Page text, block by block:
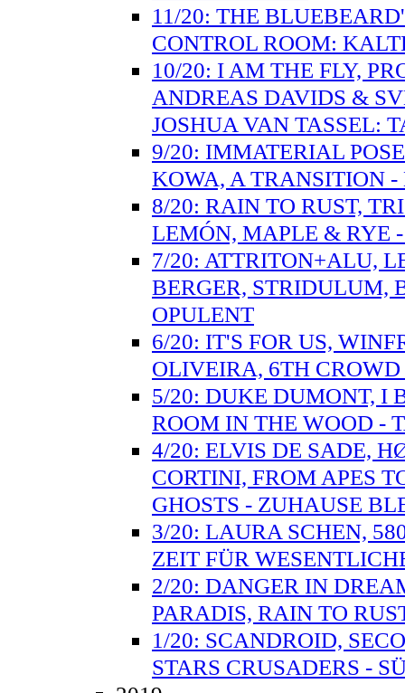
11/20: THE
CONTROL ROOM:
10/20: I AM THE FLY,
ANDREAS DAVIDS &
JOSHUA VAN TASSEL:
9/20: IMMATERIAL
KOWA, A TRANSITION -
8/20: RAIN TO RUST,
LEMÓN, MAPLE & RYE
7/20: ATTRITON+ALU,
BERGER, STRIDULUM,
OPULENT
6/20: IT'S FOR US,
OLIVEIRA, 6TH
5/20: DUKE DUMONT, I
ROOM IN THE WOOD -
4/20: ELVIS DE SADE,
CORTINI, FROM APES
GHOSTS - ZUHAUSE
3/20: LAURA SCHEN,
ZEIT FÜR
2/20: DANGER IN
PARADIS, RAIN TO
1/20: SCANDROID,
STARS CRUSADERS -